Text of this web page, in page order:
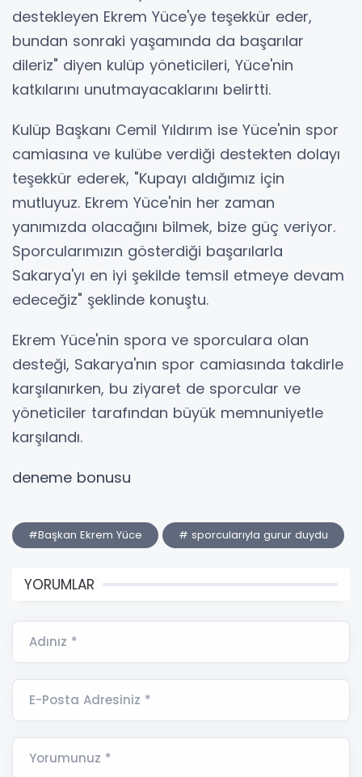
destekleyen Ekrem Yüce'ye teşekkür eder,
bundan sonraki yaşamında da başarılar
dileriz" diyen kulüp yöneticileri, Yüce'nin
katkılarını unutmayacaklarını belirtti.
Kulüp Başkanı Cemil Yıldırım ise Yüce'nin spor
camiasına ve kulübe verdiği destekten dolayı
teşekkür ederek, "Kupayı aldığımız için
mutluyuz. Ekrem Yüce'nin her zaman
yanımızda olacağını bilmek, bize güç veriyor.
Sporcularımızın gösterdiği başarılarla
Sakarya'yı en iyi şekilde temsil etmeye devam
edeceğiz" şeklinde konuştu.
Ekrem Yüce'nin spora ve sporculara olan
desteği, Sakarya'nın spor camiasında takdirle
karşılanırken, bu ziyaret de sporcular ve
yöneticiler tarafından büyük memnuniyetle
karşılandı.
deneme bonusu
#Başkan Ekrem Yüce # sporcularıyla gurur duydu
YORUMLAR
Adınız *
E-Posta Adresiniz *
Yorumunuz *